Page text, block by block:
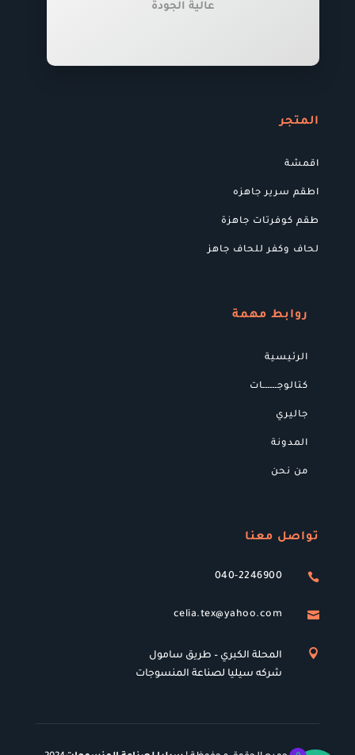
عالية الجودة
المتجر
اقمشة
اطقم سرير جاهزه
طقم كوفرتات جاهزة
لحاف وكفر للحاف جاهز
روابط مهمة
الرئيسية
كتالوجــــــات
جاليري
المدونة
من نحن
تواصل معنا

040-2246900

celia.tex@yahoo.com

المحلة الكبري – طريق سامول
شركه سيليا لصناعة المنسوجات